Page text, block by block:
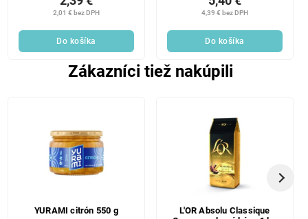
2,01 € bez DPH
Do košíka
4,39 € bez DPH
Do košíka
Zákazníci tiež nakúpili
YURAMI citrón 550 g
L'OR Absolu Classique